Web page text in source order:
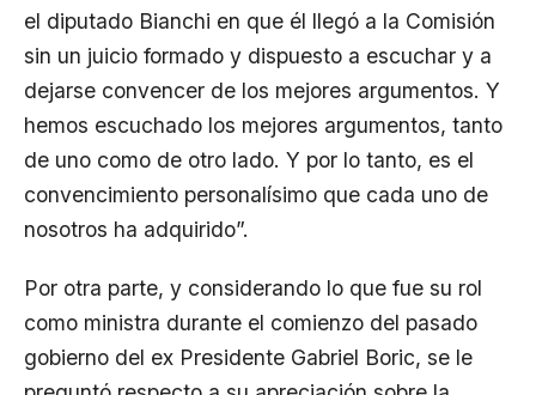
el diputado Bianchi en que él llegó a la Comisión
sin un juicio formado y dispuesto a escuchar y a
dejarse convencer de los mejores argumentos. Y
hemos escuchado los mejores argumentos, tanto
de uno como de otro lado. Y por lo tanto, es el
convencimiento personalísimo que cada uno de
nosotros ha adquirido”.
Por otra parte, y considerando lo que fue su rol
como ministra durante el comienzo del pasado
gobierno del ex Presidente Gabriel Boric, se le